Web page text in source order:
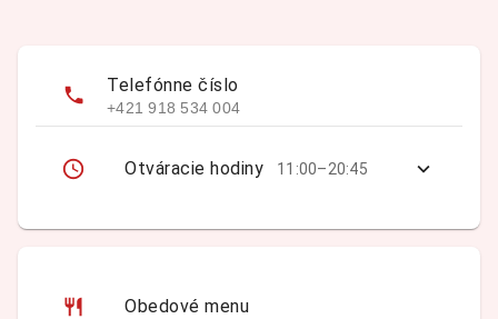
Telefónne číslo
+421 918 534 004
Otváracie hodiny 11:00–20:45
Obedové menu